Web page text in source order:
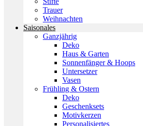
Trauer
Weihnachten
Saisonales
Ganzjährig
Deko
Haus & Garten
Sonnenfänger & Hoops
Untersetzer
Vasen
Frühling & Ostern
Deko
Geschenksets
Motivkerzen
Personalisiertes